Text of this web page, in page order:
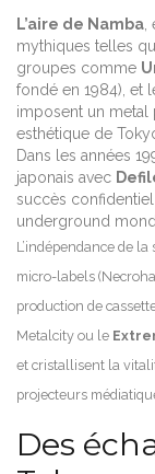
L’aire de Namba
mythiques telles
groupes comme
fondé en 1984), et
imposent un metal
esthétique de
Dans les années
japonais avec
succès confidentiel
underground
L’indépendance de
micro-labels
production de
Metalcity ou le
et cristallisent la
projecteurs
Des